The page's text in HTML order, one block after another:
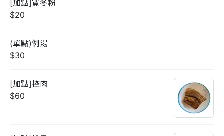
[加點]寬冬粉
$20
(單點)例湯
$30
[加點]控肉
$60